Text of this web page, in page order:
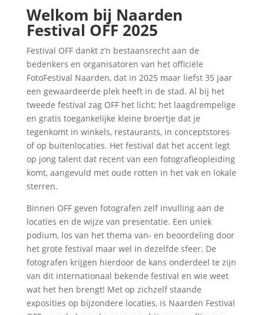
Welkom bij Naarden
Festival OFF 2025
Festival OFF dankt z’n bestaansrecht aan de
bedenkers en organisatoren van het officiële
FotoFestival Naarden, dat in 2025 maar liefst 35 jaar
een gewaardeerde plek heeft in de stad. Al bij het
tweede festival zag OFF het licht; het laagdrempelige
en gratis toegankelijke kleine broertje dat je
tegenkomt in winkels, restaurants, in conceptstores
of op buitenlocaties. Het festival dat het accent legt
op jong talent dat recent van een fotografieopleiding
komt, aangevuld met oude rotten in het vak en lokale
sterren.
Binnen OFF geven fotografen zelf invulling aan de
locaties en de wijze van presentatie. Een uniek
podium, los van het thema van- en beoordeling door
het grote festival maar wel in dezelfde sfeer. De
fotografen krijgen hierdoor de kans onderdeel te zijn
van dit internationaal bekende festival en wie weet
wat het hen brengt! Met op zichzelf staande
exposities op bijzondere locaties, is Naarden Festival